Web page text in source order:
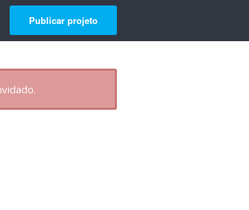
Publicar projeto